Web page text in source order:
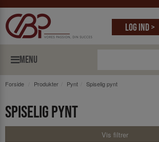
Log ind >
MENU
Forside Produkter Pynt Spiselig pynt
Spiselig pynt
Vis filtrer